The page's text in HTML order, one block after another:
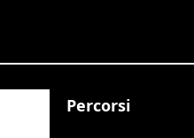
Percorsi